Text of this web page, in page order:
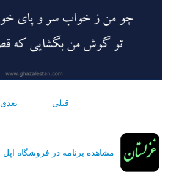
قبلی بعدی
مشاهده برنامه در فروشگاه اپل